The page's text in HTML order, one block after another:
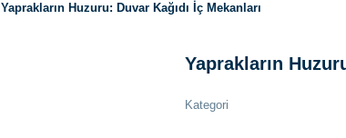
Yaprakların Huzuru: Duvar Kağıdı İç Mekanları
Yaprakların
Kategori